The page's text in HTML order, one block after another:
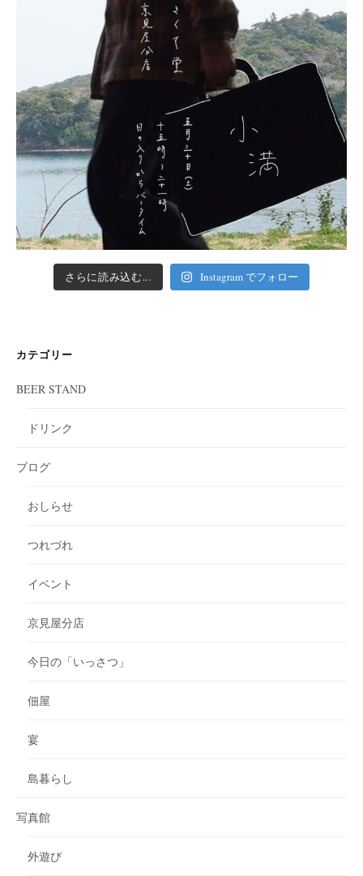
さらに読み込む... Instagram でフォロー
カテゴリー
BEER STAND
ドリンク
ブログ
おしらせ
つれづれ
イベント
京見屋分店
今日の「いっさつ」
佃屋
宴
島暮らし
写真館
外遊び